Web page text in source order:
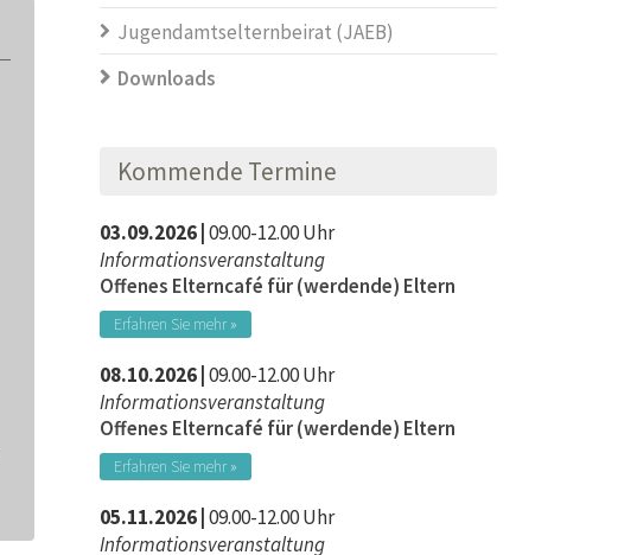
Jugendamtselternbeirat (JAEB)
Downloads
Kommende Termine
03.09.2026 | 09.00-12.00 Uhr
Informationsveranstaltung
Offenes Elterncafé für (werdende) Eltern
Erfahren Sie mehr »
08.10.2026 | 09.00-12.00 Uhr
Informationsveranstaltung
Offenes Elterncafé für (werdende) Eltern
Erfahren Sie mehr »
05.11.2026 | 09.00-12.00 Uhr
Informationsveranstaltung